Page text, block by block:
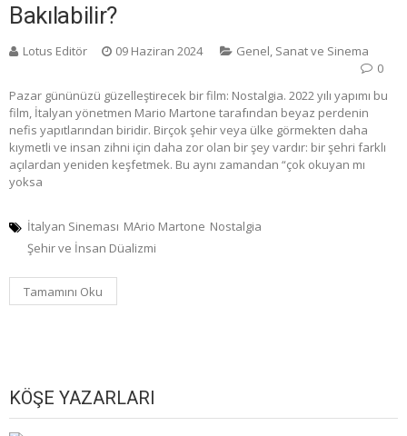
Bakılabilir?
Lotus Editör 09 Haziran 2024 Genel, Sanat ve Sinema
0
Pazar gününüzü güzelleştirecek bir film: Nostalgia. 2022 yılı yapımı bu
film, İtalyan yönetmen Mario Martone tarafından beyaz perdenin
nefis yapıtlarından biridir. Birçok şehir veya ülke görmekten daha
kıymetli ve insan zihni için daha zor olan bir şey vardır: bir şehri farklı
açılardan yeniden keşfetmek. Bu aynı zamandan “çok okuyan mı
yoksa
İtalyan Sineması MArio Martone Nostalgia
Şehir ve İnsan Düalizmi
Tamamını Oku
KÖŞE YAZARLARI